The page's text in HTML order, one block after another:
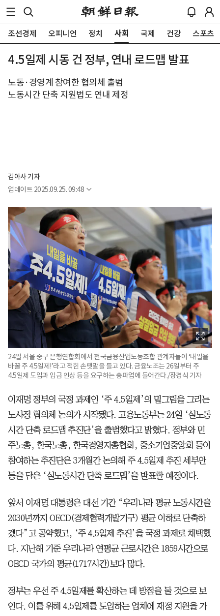
조선경제 오피니언 정치 사회 국제 건강 스포츠
4.5일제 시동 건 정부, 연내 로드맵 발표
노동·경영계 참여한 협의체 출범
노동시간 단축 지원법도 연내 제정
김아사 기자
업데이트 2025.09.25. 09:48
24일 서울 중구 은행연합회에서 전국금융산업노동조합 관계자들이 ‘내일을
바꿀 주 4.5일제!’라고 적힌 손팻말을 들고 있다. 금융노조는 26일부터 주
4.5일제 도입과 임금 인상 등을 요구하는 총파업에 들어간다./장경식 기자
이재명 정부의 국정 과제인 ‘주 4.5일제’의 밑그림을 그리는
노사정 협의체 논의가 시작됐다. 고용노동부는 24일 ‘실노동
시간 단축 로드맵 추진단’을 출범했다고 밝혔다. 정부와 민
주노총, 한국노총, 한국경영자총협회, 중소기업중앙회 등이
참여하는 추진단은 3개월간 논의해 주 4.5일제 추진 세부안
등을 담은 ‘실노동시간 단축 로드맵’을 발표할 예정이다.
앞서 이재명 대통령은 대선 기간 “우리나라 평균 노동시간을
2030년까지 OECD(경제협력개발기구) 평균 이하로 단축하
겠다”고 공약했고, ‘주 4.5일제 추진’을 국정 과제로 채택했
다. 지난해 기준 우리나라 연평균 근로시간은 1859시간으로
OECD 국가의 평균(1717시간)보다 많다.
정부는 우선 주 4.5일제를 확산하는 데 방점을 둘 것으로 보
인다. 이를 위해 4.5일제를 도입하는 업체에 재정 지원을 가